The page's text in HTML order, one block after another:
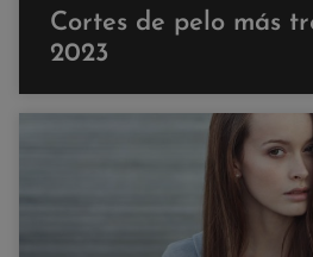
Cortes de pelo más
2023